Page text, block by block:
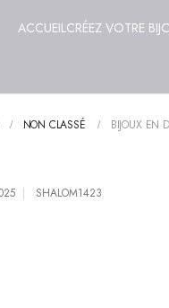
ACCUEILCRÉEZ VOTRE
NON CLASSÉ BIJOUX EN
SHALOM1423